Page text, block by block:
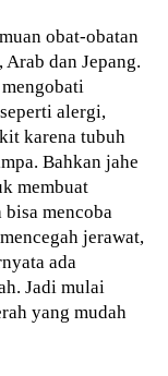
obat-obatan
dan Jepang.
alergi,
karena tubuh
Bahkan jahe
membuat
mencoba
jerawat,
ada
Jadi mulai
yang mudah